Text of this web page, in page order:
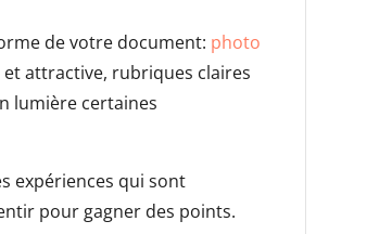
de votre document: photo
attractive, rubriques claires
lumière certaines
expériences qui sont
pour gagner des points.